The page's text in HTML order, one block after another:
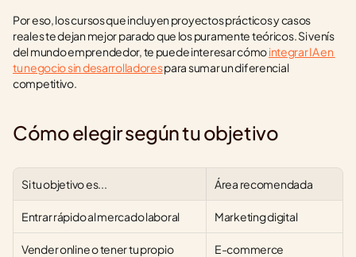
Por eso, los cursos que incluyen proyectos prácticos y casos
reales te dejan mejor parado que los puramente teóricos. Si venís
del mundo emprendedor, te puede interesar cómo integrar IA en
tu negocio sin desarrolladores para sumar un diferencial
competitivo.
Cómo elegir según tu objetivo
Si tu objetivo es... Área recomendada
Entrar rápido al mercado laboral Marketing digital
Vender online o tener tu propio
E-commerce